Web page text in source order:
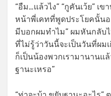
“อืม…แล้วไง” “กูคันเว้ย”
หน้าพี่เคทที่พูดประโยคนั้นอ
มีบอกผมทำไม” ผมหันกลับ
ที่ไม่รู้ว่าวันนี้จะเป็นวันที่ผม
ก็เป็นน้องพวกเรามานานแ
ฐานะเหรอ”